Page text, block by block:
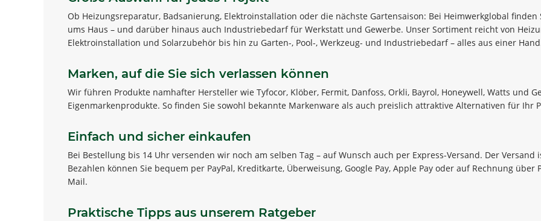
Ob Heizungsreparatur, Badsanierung, Elektroinstallation oder die nächste Gartensaison: Bei Heimwerkglobal
ums Haus – und darüber hinaus auch Industriebedarf für Werkstatt und Gewerbe. Unser Sortiment reicht von
Elektroinstallation und Solarzubehör bis hin zu Garten-, Pool-, Werkzeug- und Industriebedarf – alles aus einer
Marken, auf die Sie sich verlassen können
Wir führen Produkte namhafter Hersteller wie Tyfocor, Klöber, Fermit, Danfoss, Orkli, Bayrol, Honeywell, Watts und
Eigenmarkenprodukte. So finden Sie sowohl bekannte Markenware als auch preislich attraktive Alternativen für Ihr
Einfach und sicher einkaufen
Bei Bestellung bis 14 Uhr versenden wir noch am selben Tag – auf Wunsch auch per Express-Versand. Der
Bezahlen können Sie bequem per PayPal, Kreditkarte, Überweisung, Google Pay, Apple Pay oder auf Rechnung
Mail.
Praktische Tipps aus unserem Ratgeber